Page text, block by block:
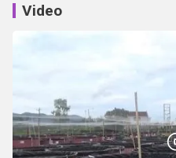
Video